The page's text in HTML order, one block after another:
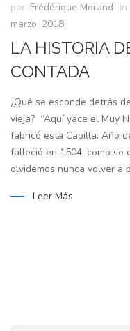
por Frédérique Morand in
marzo, 2018
LA HISTORIA
CONTADA
¿Qué se esconde detrás
vieja? “Aquí yace el Muy
fabricó esta Capilla. Año
falleció en 1504, como se
olvidemos nunca volver a
Leer Más